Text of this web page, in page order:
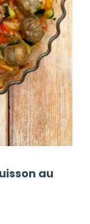
au